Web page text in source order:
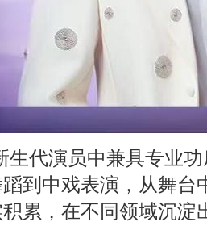
生代演员中兼具专业
到中戏表演，从舞
积累，在不同领域沉